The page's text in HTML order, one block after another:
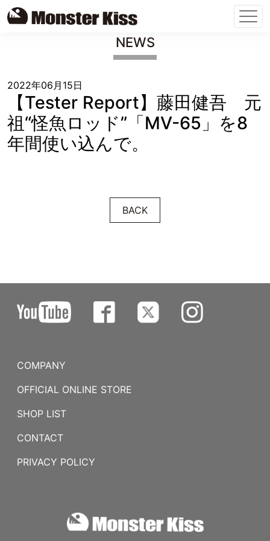
NEWS
2022年06月15日
【Tester Report】藤田健吾 元
祖“怪魚ロッド”「MV-65」を8
年間使い込んで。
BACK
COMPANY
OFFICIAL ONLINE STORE
SHOP LIST
CONTACT
PRIVACY POLICY